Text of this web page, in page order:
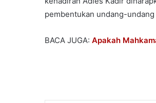
pembentukan undang-
BACA JUGA: Apakah